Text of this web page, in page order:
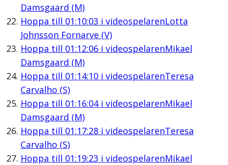
Damsgaard (M)
Hoppa till 01:10:03 i videospelarenLotta
Johnsson Fornarve (V)
Hoppa till 01:12:06i videospelarenMikael
Damsgaard (M)
Hoppa till 01:14:10i videospelarenTeresa
Carvalho (S)
Hoppa till 01:16:04i videospelarenMikael
Damsgaard (M)
Hoppa till 01:17:28i videospelarenTeresa
Carvalho (S)
Hoppa till 01:19:23 i videospelarenMikael